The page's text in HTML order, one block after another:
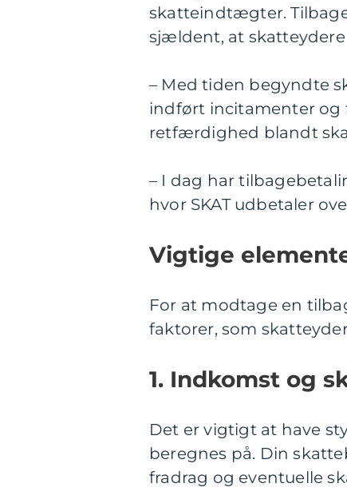
skatteindtægter.
sjældent, at
– Med tiden begyndte
indført incitamenter og
retfærdighed blandt
– I dag har
hvor SKAT udbetaler
Vigtige
For at modtage en
faktorer, som
1. Indkomst og
Det er vigtigt at have
beregnes på. Din
fradrag og eventuelle